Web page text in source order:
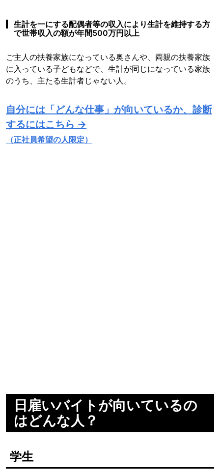
生計を一にする配偶者等の収入により生計を維持する方
で世帯収入の額が年間500万円以上
ご主人の扶養家族になっている奥さんや、両親の扶養家族
に入っている子どもなどで、生計が同じになっている家族
のうち、主たる生計者じゃない人。
自分には「どんな仕事」が向いているか、診断
するにはこちら →
（正社員希望の人限定）
日雇いバイトが向いているの
はどんな人？
学生